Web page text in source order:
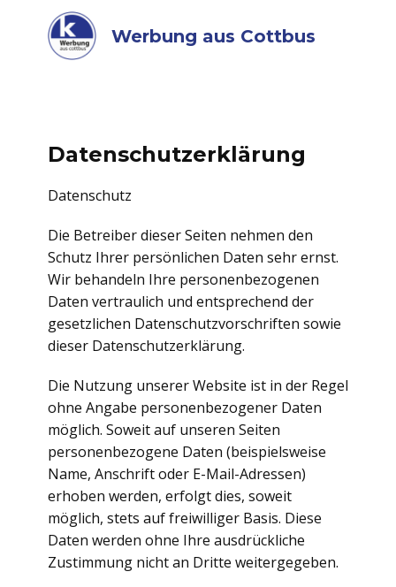
Werbung aus Cottbus
Datenschutzerklärung
Datenschutz
Die Betreiber dieser Seiten nehmen den
Schutz Ihrer persönlichen Daten sehr ernst.
Wir behandeln Ihre personenbezogenen
Daten vertraulich und entsprechend der
gesetzlichen Datenschutzvorschriften sowie
dieser Datenschutzerklärung.
Die Nutzung unserer Website ist in der Regel
ohne Angabe personenbezogener Daten
möglich. Soweit auf unseren Seiten
personenbezogene Daten (beispielsweise
Name, Anschrift oder E-Mail-Adressen)
erhoben werden, erfolgt dies, soweit
möglich, stets auf freiwilliger Basis. Diese
Daten werden ohne Ihre ausdrückliche
Zustimmung nicht an Dritte weitergegeben.